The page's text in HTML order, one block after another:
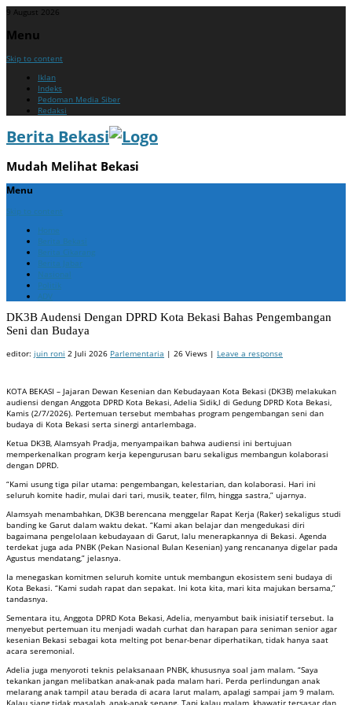
9 August 2026
Menu
Skip to content
Iklan
Indeks
Pedoman Media Siber
Redaksi
Berita Bekasi
Mudah Melihat Bekasi
Menu
Skip to content
Home
Berita Bekasi
Berita Cikarang
Berita Jabar
Nasional
Politik
ADV
DK3B Audensi Dengan DPRD Kota Bekasi Bahas Pengembangan
Seni dan Budaya
editor: juin roni 2 Juli 2026 Parlementaria | 26 Views | Leave a response
KOTA BEKASI – Jajaran Dewan Kesenian dan Kebudayaan Kota Bekasi (DK3B) melakukan
audiensi dengan Anggota DPRD Kota Bekasi, Adelia Sidik,l di Gedung DPRD Kota Bekasi,
Kamis (2/7/2026). Pertemuan tersebut membahas program pengembangan seni dan
budaya di Kota Bekasi serta sinergi antarlembaga.
Ketua DK3B, Alamsyah Pradja, menyampaikan bahwa audiensi ini bertujuan
memperkenalkan program kerja kepengurusan baru sekaligus membangun kolaborasi
dengan DPRD.
“Kami usung tiga pilar utama: pengembangan, kelestarian, dan kolaborasi. Hari ini
seluruh komite hadir, mulai dari tari, musik, teater, film, hingga sastra,” ujarnya.
Alamsyah menambahkan, DK3B berencana menggelar Rapat Kerja (Raker) sekaligus studi
banding ke Garut dalam waktu dekat. “Kami akan belajar dan mengedukasi diri
bagaimana pengelolaan kebudayaan di Garut, lalu menerapkannya di Bekasi. Agenda
terdekat juga ada PNBK (Pekan Nasional Bulan Kesenian) yang rencananya digelar pada
Agustus mendatang,” jelasnya.
Ia menegaskan komitmen seluruh komite untuk membangun ekosistem seni budaya di
Kota Bekasi. “Kami sudah rapat dan sepakat. Ini kota kita, mari kita majukan bersama,”
tandasnya.
Sementara itu, Anggota DPRD Kota Bekasi, Adelia, menyambut baik inisiatif tersebut. Ia
menyebut pertemuan itu menjadi wadah curhat dan harapan para seniman senior agar
kesenian Bekasi sebagai kota melting pot benar-benar diperhatikan, tidak hanya saat
acara seremonial.
Adelia juga menyoroti teknis pelaksanaan PNBK, khususnya soal jam malam. “Saya
tekankan jangan melibatkan anak-anak pada malam hari. Perda perlindungan anak
melarang anak tampil atau berada di acara larut malam, apalagi sampai jam 9 malam.
Kalau siang tidak masalah, anak-anak senang. Tapi kalau malam, khawatir tersasar dan